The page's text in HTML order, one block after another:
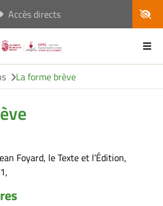
Accès directs
La forme brève
Foyard, le Texte et l’Édition,